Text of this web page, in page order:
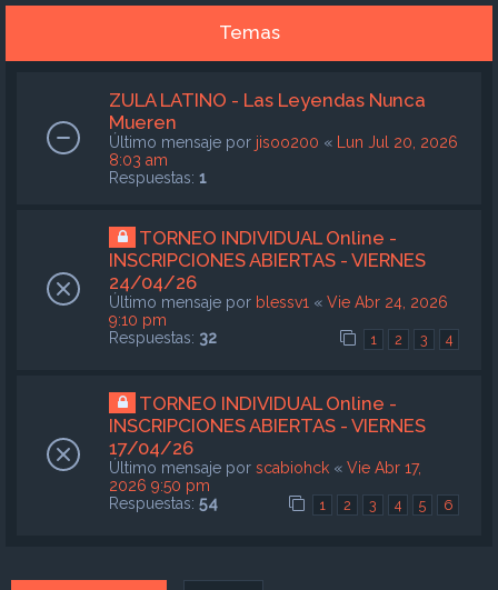
Temas
ZULA LATINO - Las Leyendas Nunca
Mueren
Último mensaje por jisoo200 «
Lun Jul 20, 2026
8:03 am
Respuestas: 1
TORNEO INDIVIDUAL Online -
INSCRIPCIONES ABIERTAS - VIERNES
24/04/26
Último mensaje por blessv1 « Vie Abr 24, 2026
9:10 pm
Respuestas: 32 1 2 3 4
TORNEO INDIVIDUAL Online -
INSCRIPCIONES ABIERTAS - VIERNES
17/04/26
Último mensaje por scabiohck « Vie Abr 17,
2026 9:50 pm
Respuestas: 54 1 2 3 4 5 6